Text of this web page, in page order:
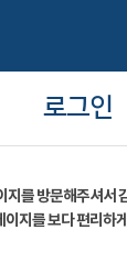
로그인
지를 방문해주셔서
지를 보다 편리하